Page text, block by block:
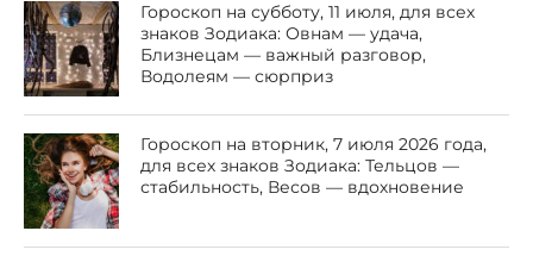
Гороскоп на субботу, 11 июля, для всех
знаков Зодиака: Овнам — удача,
Близнецам — важный разговор,
Водолеям — сюрприз
Гороскоп на вторник, 7 июля 2026 года,
для всех знаков Зодиака: Тельцов —
стабильность, Весов — вдохновение